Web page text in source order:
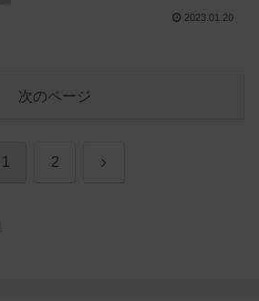
2023.01.20
次のページ
1 2 次